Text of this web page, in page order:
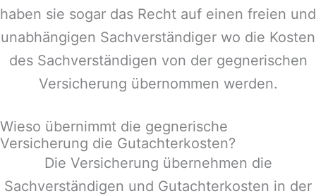
haben sie sogar das Recht auf einen freien und
unabhängigen Sachverständiger wo die Kosten
des Sachverständigen von der gegnerischen
Versicherung übernommen werden.
Wieso übernimmt die gegnerische
Versicherung die Gutachterkosten?
Die Versicherung übernehmen die
Sachverständigen und Gutachterkosten in der